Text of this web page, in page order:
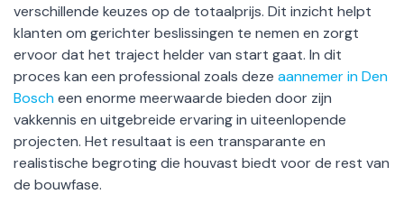
verschillende keuzes op de totaalprijs. Dit inzicht helpt
klanten om gerichter beslissingen te nemen en zorgt
ervoor dat het traject helder van start gaat. In dit
proces kan een professional zoals deze aannemer in Den
Boscheen enorme meerwaarde bieden door zijn
vakkennis en uitgebreide ervaring in uiteenlopende
projecten. Het resultaat is een transparante en
realistische begroting die houvast biedt voor de rest van
de bouwfase.